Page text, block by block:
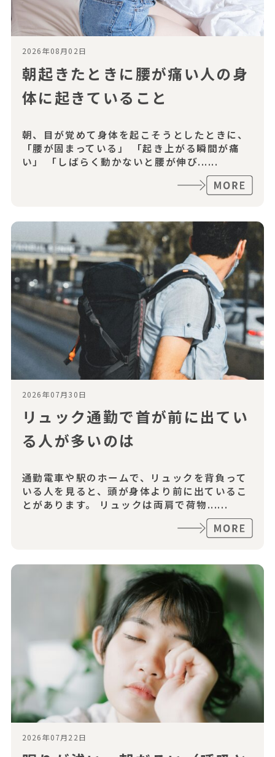
2026年08月02日
朝起きたときに腰が痛い人の身
体に起きていること
朝、目が覚めて身体を起こそうとしたときに、
「腰が固まっている」 「起き上がる瞬間が痛
い」 「しばらく動かないと腰が伸び......
2026年07月30日
リュック通勤で首が前に出てい
る人が多いのは
通勤電車や駅のホームで、リュックを背負って
いる人を見ると、頭が身体より前に出ているこ
とがあります。 リュックは両肩で荷物......
2026年07月22日